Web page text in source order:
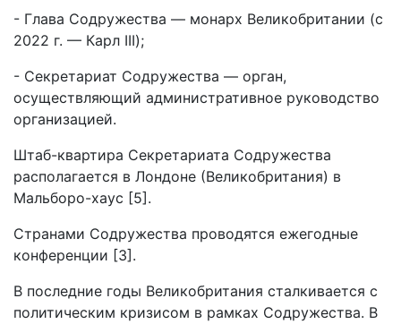
- Глава Содружества — монарх Великобритании (с
2022 г. — Карл III);
- Секретариат Содружества — орган,
осуществляющий административное руководство
организацией.
Штаб-квартира Секретариата Содружества
располагается в Лондоне (Великобритания) в
Мальборо-хаус [5].
Странами Содружества проводятся ежегодные
конференции [3].
В последние годы Великобритания сталкивается с
политическим кризисом в рамках Содружества. В